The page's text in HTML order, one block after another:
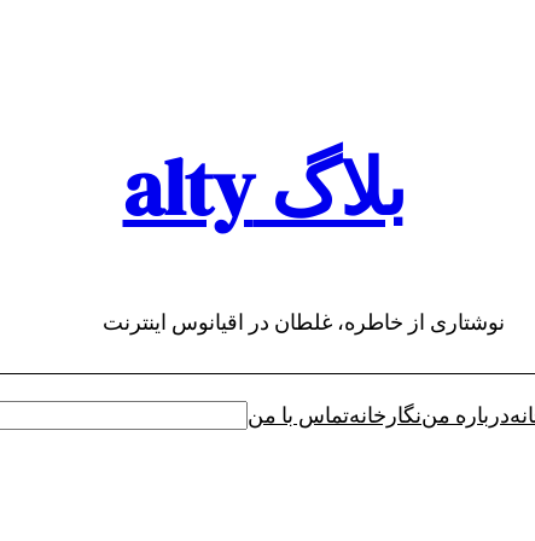
بلاگ alty
نوشتاری از خاطره، غلطان در اقیانوس اینترنت
درباره مننگارخانهتماس با من